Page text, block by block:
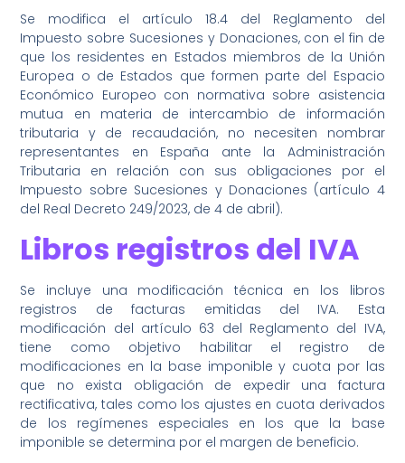
Se modifica el artículo 18.4 del Reglamento del
Impuesto sobre Sucesiones y Donaciones, con el fin de
que los residentes en Estados miembros de la Unión
Europea o de Estados que formen parte del Espacio
Económico Europeo con normativa sobre asistencia
mutua en materia de intercambio de información
tributaria y de recaudación, no necesiten nombrar
representantes en España ante la Administración
Tributaria en relación con sus obligaciones por el
Impuesto sobre Sucesiones y Donaciones (artículo 4
del Real Decreto 249/2023, de 4 de abril).
Libros registros del IVA
Se incluye una modificación técnica en los libros
registros de facturas emitidas del IVA. Esta
modificación del artículo 63 del Reglamento del IVA,
tiene como objetivo habilitar el registro de
modificaciones en la base imponible y cuota por las
que no exista obligación de expedir una factura
rectificativa, tales como los ajustes en cuota derivados
de los regímenes especiales en los que la base
imponible se determina por el margen de beneficio.